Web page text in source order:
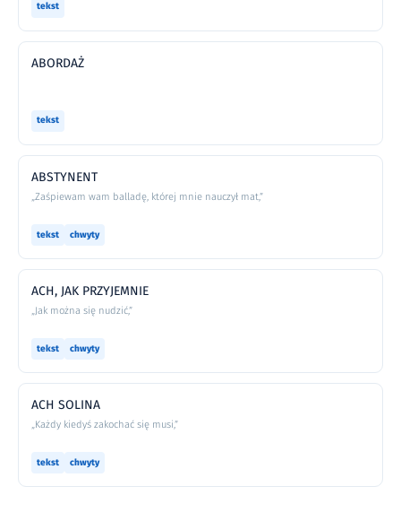
tekst
ABORDAŻ
tekst
ABSTYNENT
„Zaśpiewam wam balladę, której mnie nauczył mat,”
tekst chwyty
ACH, JAK PRZYJEMNIE
„Jak można się nudzić,”
tekst chwyty
ACH SOLINA
„Każdy kiedyś zakochać się musi,”
tekst chwyty